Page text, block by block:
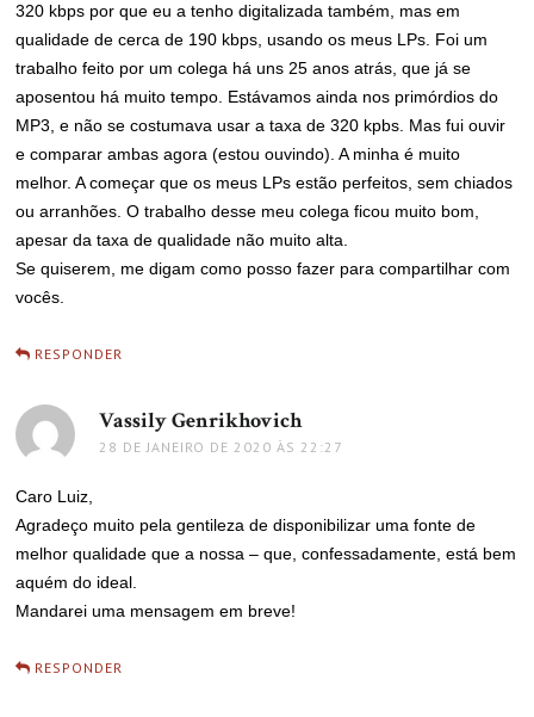
320 kbps por que eu a tenho digitalizada também, mas em
qualidade de cerca de 190 kbps, usando os meus LPs. Foi um
trabalho feito por um colega há uns 25 anos atrás, que já se
aposentou há muito tempo. Estávamos ainda nos primórdios do
MP3, e não se costumava usar a taxa de 320 kpbs. Mas fui ouvir
e comparar ambas agora (estou ouvindo). A minha é muito
melhor. A começar que os meus LPs estão perfeitos, sem chiados
ou arranhões. O trabalho desse meu colega ficou muito bom,
apesar da taxa de qualidade não muito alta.
Se quiserem, me digam como posso fazer para compartilhar com
vocês.
RESPONDER
Vassily Genrikhovichdisse:
28 DE JANEIRO DE 2020 ÀS 22:27
Caro Luiz,
Agradeço muito pela gentileza de disponibilizar uma fonte de
melhor qualidade que a nossa – que, confessadamente, está bem
aquém do ideal.
Mandarei uma mensagem em breve!
RESPONDER